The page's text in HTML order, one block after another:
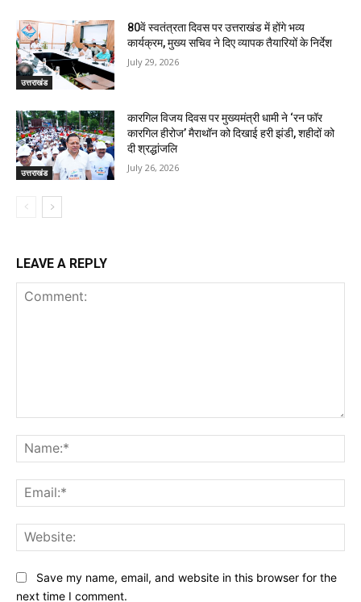
उत्तराखंड
80वें स्वतंत्रता दिवस पर उत्तराखंड में होंगे भव्य
कार्यक्रम, मुख्य सचिव ने दिए व्यापक तैयारियों के निर्देश
July 29, 2026
उत्तराखंड
कारगिल विजय दिवस पर मुख्यमंत्री धामी ने ‘रन फॉर
कारगिल हीरोज’ मैराथॉन को दिखाई हरी झंडी, शहीदों को
दी श्रद्धांजलि
July 26, 2026
LEAVE A REPLY
Save my name, email, and website in this browser for the
next time I comment.